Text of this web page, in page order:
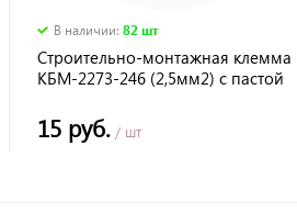
В наличии: 82 шт
Строительно-монтажная клемма
КБМ-2273-246 (2,5мм2) с пастой
15 руб./ шт